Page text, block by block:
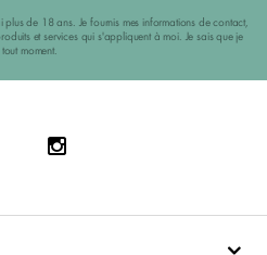
plus de 18 ans. Je fournis mes informations de contact,
et services qui s'appliquent à moi. Je sais que je
moment.